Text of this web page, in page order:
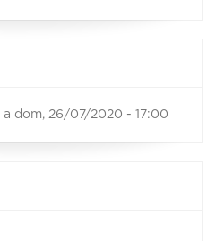
a dom, 26/07/2020 - 17:00